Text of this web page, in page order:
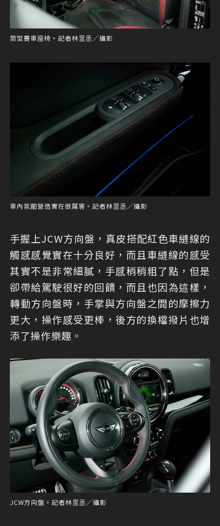
筒型賽車座椅。記者林昱丞／攝影
車內氛圍營造實在很厲害。記者林昱丞／攝影
手握上JCW方向盤，真皮搭配紅色車縫線的
觸感感覺實在十分良好，而且車縫線的感受
其實不是非常細膩，手感稍稍粗了點，但是
卻帶給駕駛很好的回饋，而且也因為這樣，
轉動方向盤時，手掌與方向盤之間的摩擦力
更大，操作感受更棒，後方的換檔撥片也增
添了操作樂趣。
JCW方向盤。記者林昱丞／攝影